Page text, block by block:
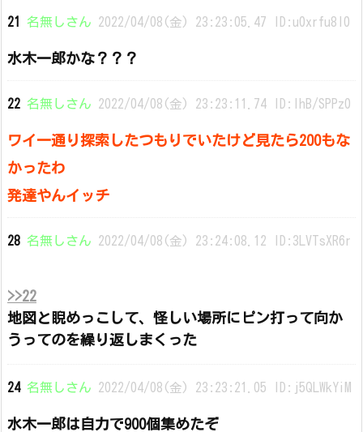
21 名無しさん 2022/04/08(金) 23:23:05.47 ID:u0xrfu8l0
水木一郎かな？？？
22 名無しさん 2022/04/08(金) 23:23:11.74 ID:lhB/SPPz0
ワイ一通り探索したつもりでいたけど見たら200もな
かったわ
発達やんイッチ
28 名無しさん 2022/04/08(金) 23:24:08.12 ID:3LVTsXR6r
>>22
地図と睨めっこして、怪しい場所にピン打って向か
うってのを繰り返しまくった
24 名無しさん 2022/04/08(金) 23:23:21.05 ID:j5QLWkYiM
水木一郎は自力で900個集めたぞ